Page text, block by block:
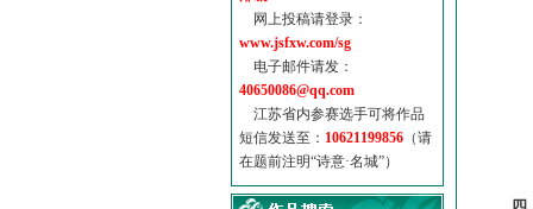
网上投稿请登录：
www.jsfxw.com/sg
电子邮件请发：
40650086@qq.com
江苏省内参赛选手可将作品
短信发送至： 10621199856 （请
在题前注明“诗意·名城”）